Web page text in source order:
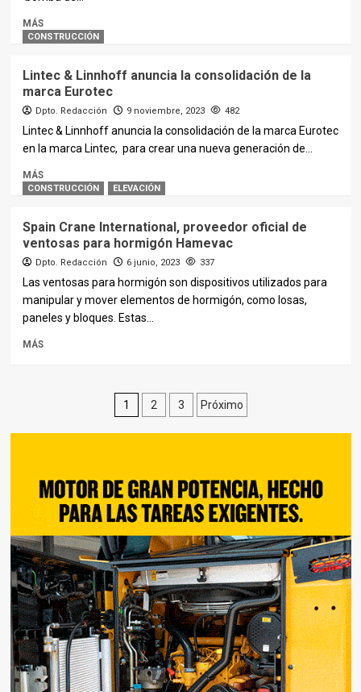
MÁS
CONSTRUCCIÓN
Lintec & Linnhoff anuncia la consolidación de la
marca Eurotec
Dpto. Redacción 9 noviembre, 2023 482
Lintec & Linnhoff anuncia la consolidación de la marca Eurotec
en la marca Lintec, para crear una nueva generación de...
MÁS
CONSTRUCCIÓN ELEVACIÓN
Spain Crane International, proveedor oficial de
ventosas para hormigón Hamevac
Dpto. Redacción 6 junio, 2023 337
Las ventosas para hormigón son dispositivos utilizados para
manipular y mover elementos de hormigón, como losas,
paneles y bloques. Estas...
MÁS
Paginación
de
1 2 3 Próximo